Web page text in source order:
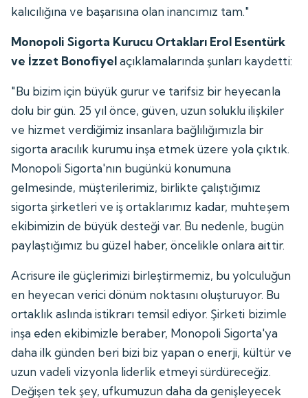
kalıcılığına ve başarısına olan inancımız tam."
Monopoli Sigorta Kurucu Ortakları Erol Esentürk
ve İzzet Bonofiyelaçıklamalarında şunları kaydetti:
"Bu bizim için büyük gurur ve tarifsiz bir heyecanla
dolu bir gün. 25 yıl önce, güven, uzun soluklu ilişkiler
ve hizmet verdiğimiz insanlara bağlılığımızla bir
sigorta aracılık kurumu inşa etmek üzere yola çıktık.
Monopoli Sigorta'nın bugünkü konumuna
gelmesinde, müşterilerimiz, birlikte çalıştığımız
sigorta şirketleri ve iş ortaklarımız kadar, muhteşem
ekibimizin de büyük desteği var. Bu nedenle, bugün
paylaştığımız bu güzel haber, öncelikle onlara aittir.
Acrisure ile güçlerimizi birleştirmemiz, bu yolculuğun
en heyecan verici dönüm noktasını oluşturuyor. Bu
ortaklık aslında istikrarı temsil ediyor. Şirketi bizimle
inşa eden ekibimizle beraber, Monopoli Sigorta'ya
daha ilk günden beri bizi biz yapan o enerji, kültür ve
uzun vadeli vizyonla liderlik etmeyi sürdüreceğiz.
Değişen tek şey, ufkumuzun daha da genişleyecek